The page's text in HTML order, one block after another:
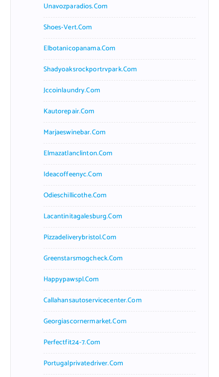
Unavozparadios.com
Shoes-Vert.com
Elbotanicopanama.com
Shadyoaksrockportrvpark.com
Jccoinlaundry.com
Kautorepair.com
Marjaeswinebar.com
Elmazatlanclinton.com
Ideacoffeenyc.com
Odieschillicothe.com
Lacantinitagalesburg.com
Pizzadeliverybristol.com
Greenstarsmogcheck.com
Happypawspl.com
Callahansautoservicecenter.com
Georgiascornermarket.com
Perfectfit24-7.com
Portugalprivatedriver.com